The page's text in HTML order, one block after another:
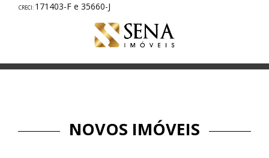
171403-F e 35660-J
NOVOS IMÓVEIS